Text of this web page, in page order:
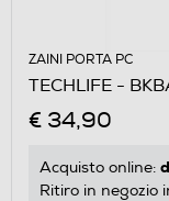
ZAINI PORTA PC
TECHLIFE -
€ 34,90
Acquisto online:
Ritiro in negozio